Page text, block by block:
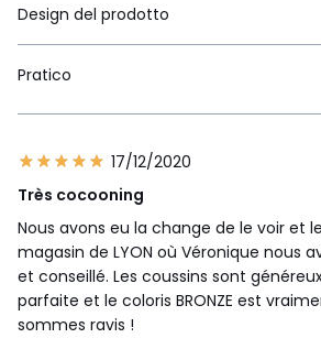
Design del prodotto
Pratico
17/12/2020
Très cocooning
Nous avons eu la change de le voir et
magasin de LYON où Véronique nous
et conseillé. Les coussins sont
parfaite et le coloris BRONZE est
sommes ravis !